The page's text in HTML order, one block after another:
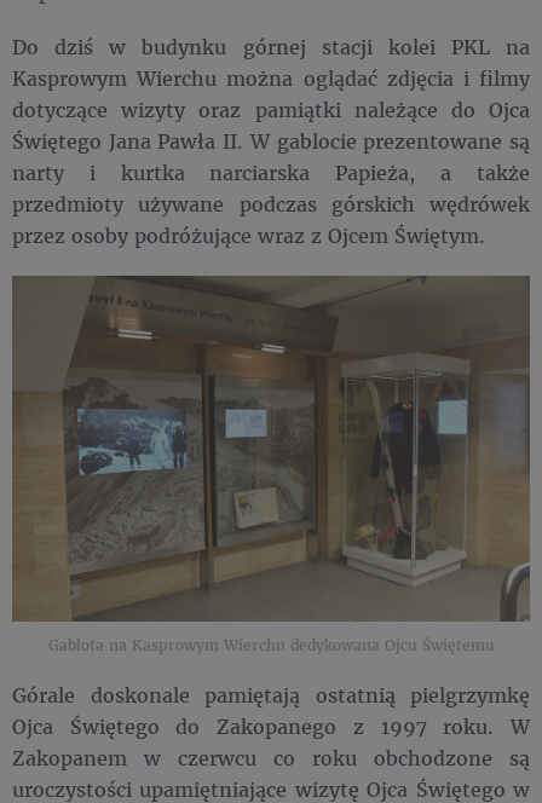
Do dziś w budynku górnej stacji kolei PKL na
Kasprowym Wierchu można oglądać zdjęcia i filmy
dotyczące wizyty oraz pamiątki należące do Ojca
Świętego Jana Pawła II. W gablocie prezentowane są
narty i kurtka narciarska Papieża, a także
przedmioty używane podczas górskich wędrówek
przez osoby podróżujące wraz z Ojcem Świętym.
Gablota na Kasprowym Wierchu dedykowana Ojcu Świętemu
Górale doskonale pamiętają ostatnią pielgrzymkę
Ojca Świętego do Zakopanego z 1997 roku. W
Zakopanem w czerwcu co roku obchodzone są
uroczystości upamiętniające wizytę Ojca Świętego w